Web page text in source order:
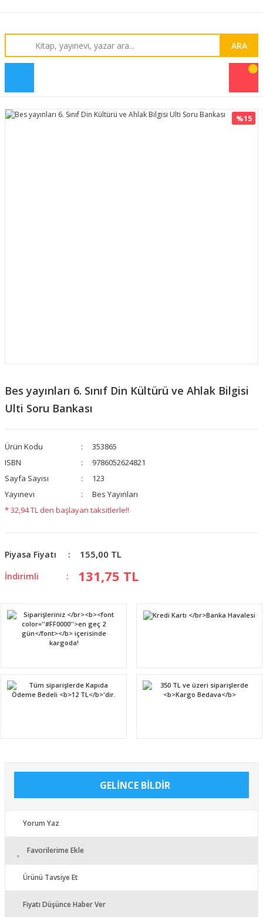
ARA
%15
Bes yayınları 6. Sınıf Din Kültürü ve Ahlak Bilgisi
Ulti Soru Bankası
Ürün Kodu
353865
ISBN
9786052624821
Sayfa Sayısı
123
Yayınevi
Bes Yayınları
* 32,94 TL den başlayan taksitlerle!!
Piyasa Fiyatı 155,00 TL
İndirimli 131,75 TL
GELİNCE BİLDİR
Yorum Yaz
Favorilerime Ekle
Ürünü Tavsiye Et
Fiyatı Düşünce Haber Ver